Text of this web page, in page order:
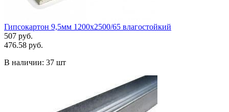
Гипсокартон 9,5мм 1200х2500/65 влагостойкий
507 руб.
476.58 руб.
В наличии: 37 шт